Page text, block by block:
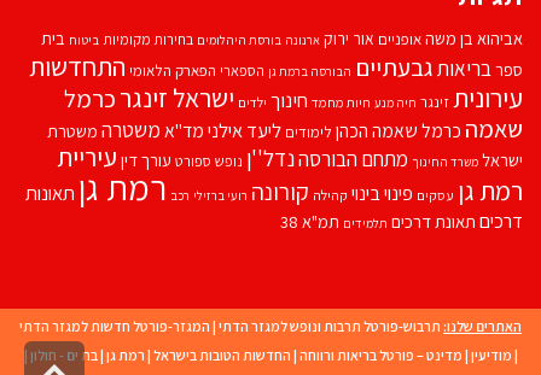
אביהוא בן משהאופניים אור ירוק ארנונה בורסת היהלומים בחירות מקומיות ביטוח בית
ספרבריאותגבעתיים הבורסה ברמת גן הספארי הפארק הלאומי התחדשות
עירוניתזינגר חיה מנע חיות מחמד חינוך ילדים ישראל זינגרכרמל
שאמה כרמל שאמה הכהן לימודים ליעד אילנימד''אמשטרה משטרת
ישראל משרד החינוך מתחם הבורסהנדל''ן נופש ספורט עורך דין עיריית
רמת גן עסקים פינוי בינוי קהילה קורונה רועי ברזילי רכב רמת גן תאונות
דרכים תאונת דרכים תלמידים תמ"א 38
האתרים שלנו: תרבוש-פורטל תרבות ונופש למגזר הדתי | המגזר-פורטל חדשות למגזר הדתי
| מודיעין | מדינט – פורטל בריאות ורווחה | החדשות הטובות בישראל | רמת גן | בת ים - חולון |